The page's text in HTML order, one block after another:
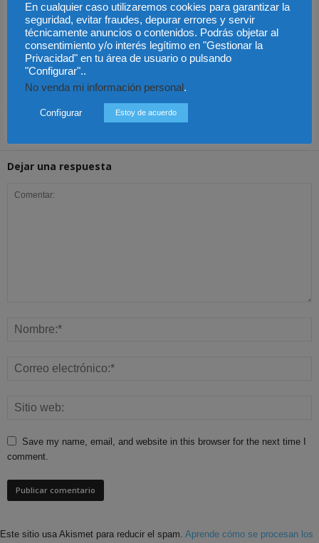
Colombia – Proteger la
Colombia – Abelardo de
la Espirella asumirá en
un acto en Cali
Dejar una respuesta
Save my name, email, and website in this browser for the next time I
comment.
Este sitio usa Akismet para reducir el spam. Aprende cómo se procesan los
En cualquier caso utilizaremos cookies para garantizar la
seguridad, evitar fraudes, depurar errores y servir
técnicamente anuncios o contenidos. Podrás objetar al
consentimiento y/o interés legítimo en "Gestionar la
Privacidad" en tu área de usuario o pulsando
"Configurar"..
No venda mi información personal.
Configurar Estoy de acuerdo